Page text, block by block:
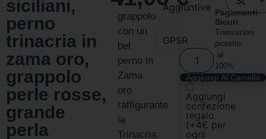
siciliani,
perno
trinacria in
zama oro,
grappolo
perle rosse,
grande
perla
grappolo
con un
bel
perno in
Zama
oro
raffigurante
la
Trinacria.
Aggiuntive
GPSR
Aggiungi Al Carrello
Aggiungi
confezione
regalo
(+4€ per
ogni
Pagamenti
Sicuri
Transazioni
protette
al
100%